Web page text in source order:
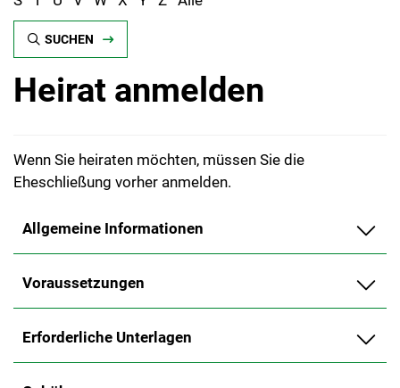
SUCHEN
Heirat anmelden
Wenn Sie heiraten möchten, müssen Sie die
Eheschließung vorher anmelden.
Allgemeine Informationen
Voraussetzungen
Erforderliche Unterlagen